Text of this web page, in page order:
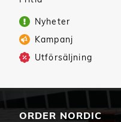
Nyheter
Kampanj
Utförsäljning
ORDER NORDIC